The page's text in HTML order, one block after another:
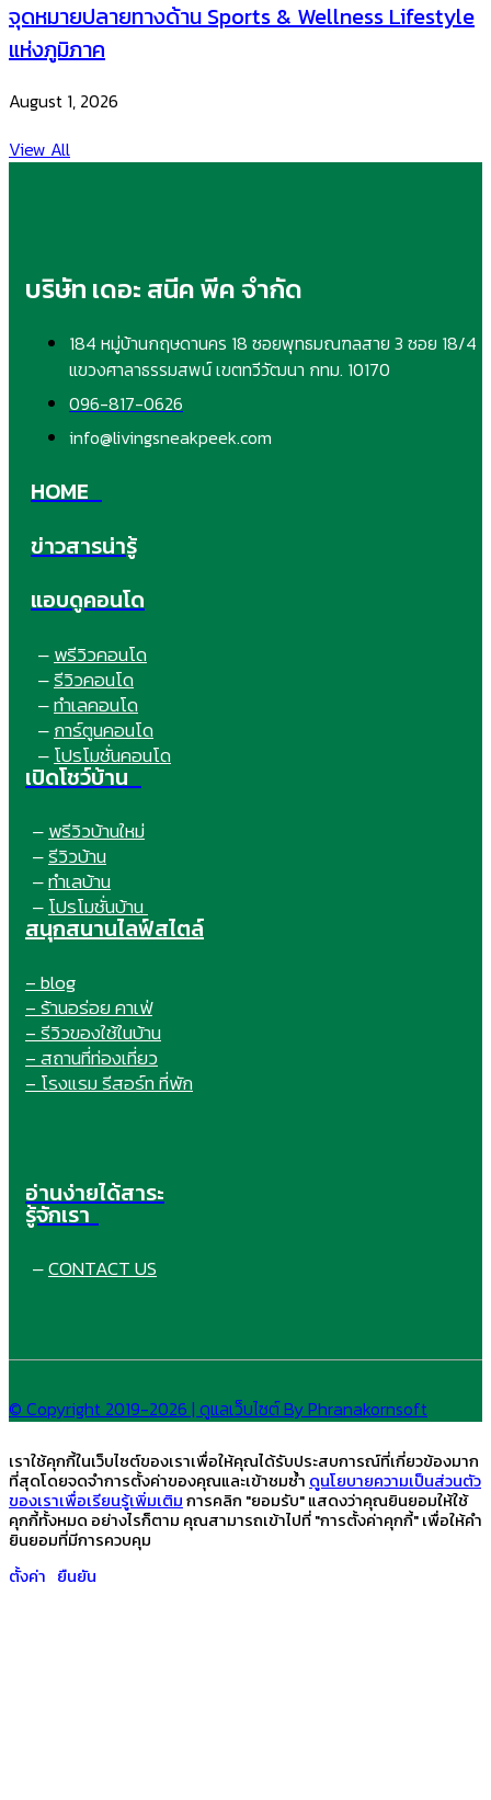
จุดหมายปลายทางด้าน Sports & Wellness Lifestyle
แห่งภูมิภาค
August 1, 2026
View All
บริษัท เดอะ สนีค พีค จำกัด
184 หมู่บ้านกฤษดานคร 18 ซอยพุทธมณฑลสาย 3 ซอย 18/4
แขวงศาลาธรรมสพน์ เขตทวีวัฒนา กทม. 10170
096-817-0626
info@livingsneakpeek.com
HOME
ข่าวสารน่ารู้
แอบดูคอนโด
– พรีวิวคอนโด
– รีวิวคอนโด
– ทำเลคอนโด
– การ์ตูนคอนโด
– โปรโมชั่นคอนโด
เปิดโชว์บ้าน
– พรีวิวบ้านใหม่
– รีวิวบ้าน
– ทำเลบ้าน
– โปรโมชั่นบ้าน
สนุกสนานไลฟ์สไตล์
– blog
– ร้านอร่อย คาเฟ่
– รีวิวของใช้ในบ้าน
– สถานที่ท่องเที่ยว
– โรงแรม รีสอร์ท ที่พัก
อ่านง่ายได้สาระ
รู้จักเรา
– CONTACT US
© Copyright 2019-2026 | ดูแลเว็บไซต์ By Phranakornsoft
เราใช้คุกกี้ในเว็บไซต์ของเราเพื่อให้คุณได้รับประสบการณ์ที่เกี่ยวข้องมาก
ที่สุดโดยจดจำการตั้งค่าของคุณและเข้าชมซ้ำ ดูนโยบายความเป็นส่วนตัว
ของเราเพื่อเรียนรู้เพิ่มเติมการคลิก "ยอมรับ" แสดงว่าคุณยินยอมให้ใช้
คุกกี้ทั้งหมด อย่างไรก็ตาม คุณสามารถเข้าไปที่ "การตั้งค่าคุกกี้" เพื่อให้คำ
ยินยอมที่มีการควบคุม
ตั้งค่า ยืนยัน